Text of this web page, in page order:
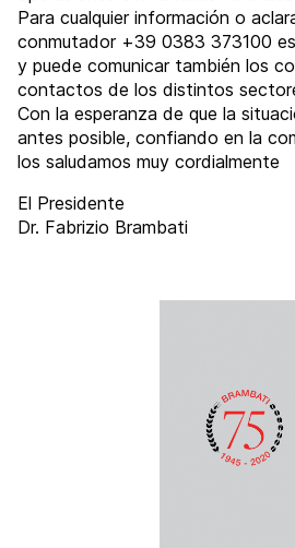
Para cualquier información o
conmutador +39 0383 373100
y puede comunicar también los
contactos de los distintos
Con la esperanza de que la
antes posible, confiando en la
los saludamos muy cordialmente
El Presidente
Dr. Fabrizio Brambati